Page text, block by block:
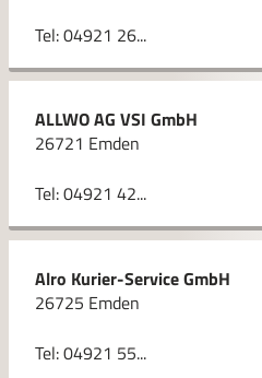
Tel: 04921 26...
ALLWO AG VSI GmbH
26721 Emden
Tel: 04921 42...
Alro Kurier-Service GmbH
26725 Emden
Tel: 04921 55...